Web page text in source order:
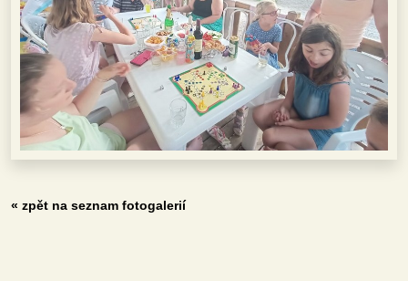
« zpět na seznam fotogalerií